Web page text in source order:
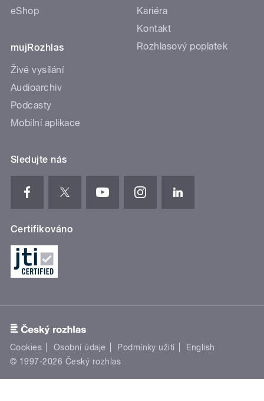
eShop
mujRozhlas
Živé vysílání
Audioarchiv
Podcasty
Mobilní aplikace
Kariéra
Kontakt
Rozhlasový poplatek
Sledujte nás
Certifikováno
Cookies Osobní údaje Podmínky užití
English
© 1997-2026 Český rozhlas